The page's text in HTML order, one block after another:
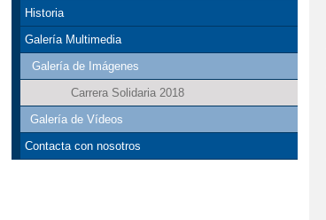
Historia
Galería Multimedia
Galería de Imágenes
Carrera Solidaria 2018
Galería de Vídeos
Contacta con nosotros